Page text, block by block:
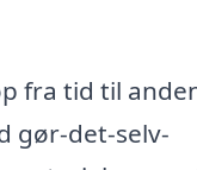
fra tid til
gør-det-selv-